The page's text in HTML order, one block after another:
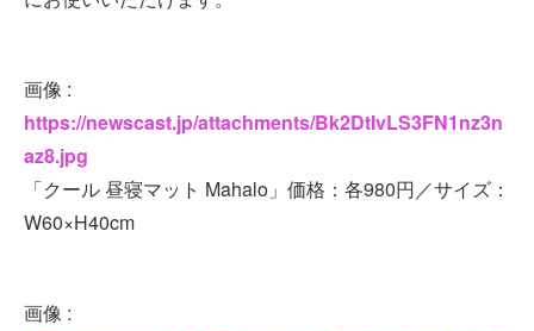
画像 :
https://newscast.jp/attachments/Bk2DtIvLS3FN1nz3n
az8.jpg
「クール 昼寝マット Mahalo」価格：各980円／サイズ：
W60×H40cm
画像 :